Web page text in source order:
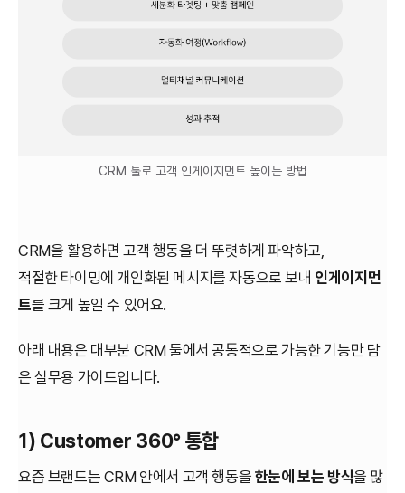
CRM 툴로 고객 인게이지먼트 높이는 방법
CRM을 활용하면 고객 행동을 더 뚜렷하게 파악하고,
적절한 타이밍에 개인화된 메시지를 자동으로 보내 인게이지먼
트를 크게 높일 수 있어요.
아래 내용은 대부분 CRM 툴에서 공통적으로 가능한 기능만 담
은 실무용 가이드입니다.
1) Customer 360° 통합
요즘 브랜드는 CRM 안에서 고객 행동을 한눈에 보는 방식을 많